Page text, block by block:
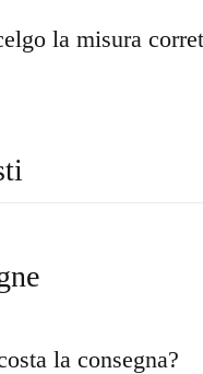
la misura
la consegna?